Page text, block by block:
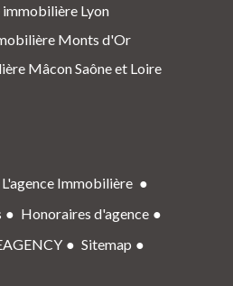
immobilière Lyon
Monts d'Or
Mâcon Saône et Loire
Immobilière
Honoraires d'agence
Sitemap